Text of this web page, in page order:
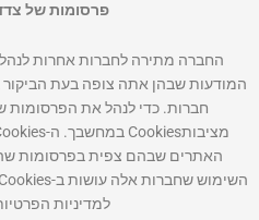
פרסומות של
החברה מתירה לחברות אחרות
המודעות שבהן אתה צופה בעת
חברות. כדי לנהל את הפרסומות
האתרים שבהם צפית בפרסומות
למדיניות